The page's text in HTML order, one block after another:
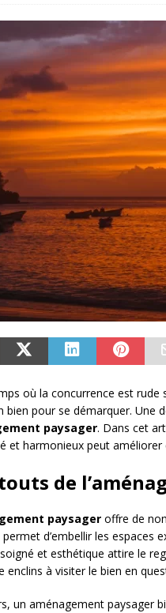
où la concurrence est
bien pour se démarquer. Une
paysager. Dans cet
et harmonieux peut améliorer
de
paysageroffre de
permet d’embellir les
et esthétique attire le
enclins à visiter le bien en
un aménagement paysager